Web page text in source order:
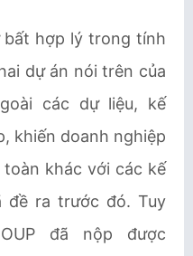
bất hợp lý trong tính
dự án nói trên của
các dự liệu, kế
khiến doanh nghiệp
khác với các kế
đề ra trước đó. Tuy
đã nộp được